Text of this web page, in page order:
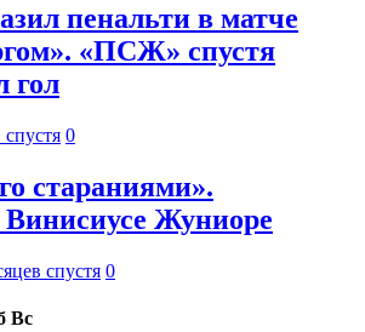
пенальти в матче
«ПСЖ» спустя
гол
спустя 0
стараниями».
Жуниоре
спустя 0
Вс